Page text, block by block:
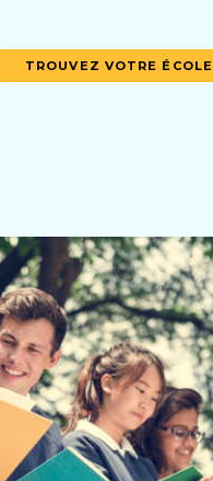
TROUVEZ VOTRE ÉCOLE